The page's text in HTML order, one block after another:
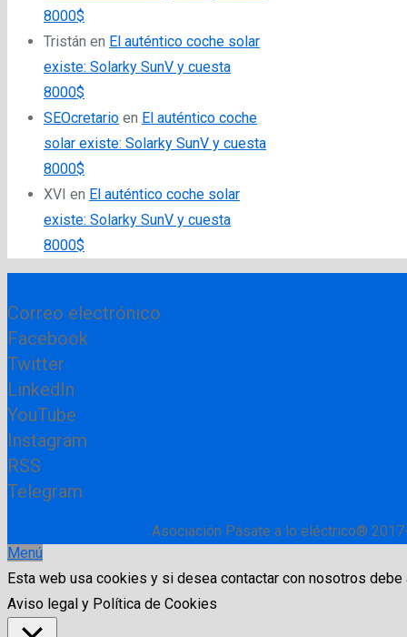
8000$
Tristán en El auténtico coche solar
existe: Solarky SunV y cuesta
8000$
SEOcretario en El auténtico coche
solar existe: Solarky SunV y cuesta
8000$
XVI en El auténtico coche solar
existe: Solarky SunV y cuesta
8000$
Correo electrónico
Facebook
Twitter
LinkedIn
YouTube
Instagram
RSS
Telegram
Asociación Pásate a lo eléctrico®
Menú
Esta web usa cookies y si desea contactar con nosotros
Aviso legal y Política de Cookies